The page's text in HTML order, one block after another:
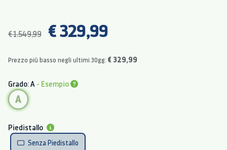
€ 1.549,99 € 329,99
Prezzo più basso negli ultimi 30gg: € 329,99
Grado: A - Esempio
A
Piedistallo
Senza Piedistallo